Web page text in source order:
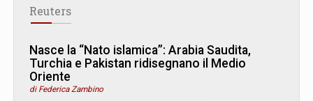
Reuters
Nasce la “Nato islamica”: Arabia Saudita,
Turchia e Pakistan ridisegnano il Medio
Oriente
di Federica Zambino